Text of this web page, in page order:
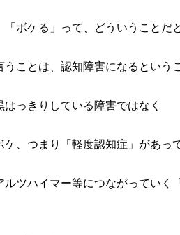
「ボケる」って、どういうことだ
うことは、認知障害になるという
はっきりしている障害ではなく
ケ、つまり「軽度認知症」があって
ルツハイマー等につながっていく